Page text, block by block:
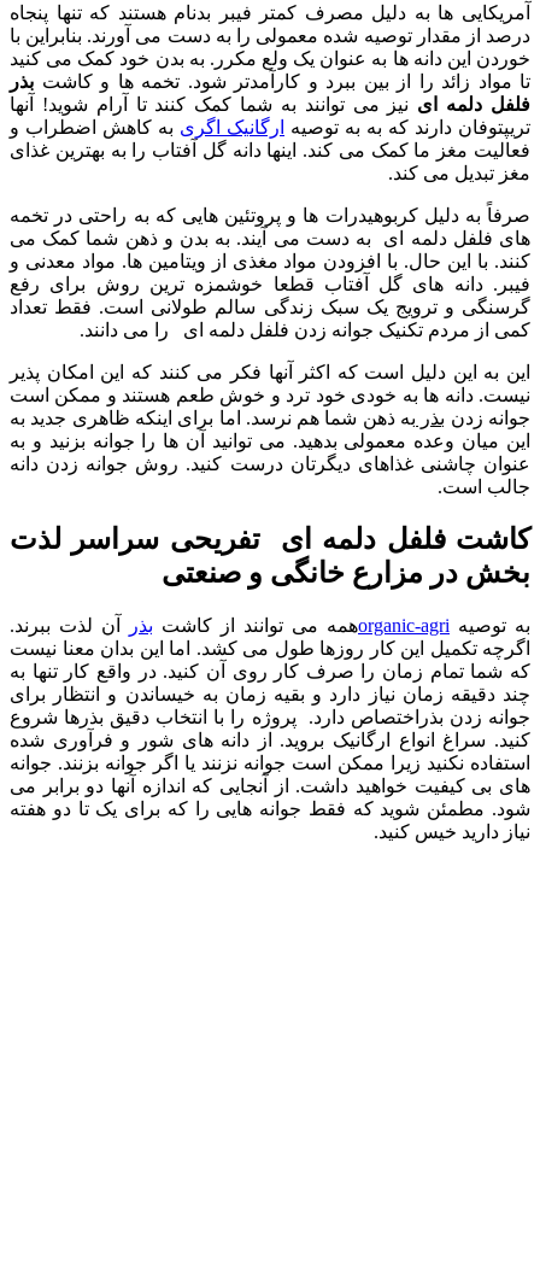
آمریکایی ها به دلیل مصرف کمتر فیبر بدنام هستند که تنها پنجاه
درصد از مقدار توصیه شده معمولی را به دست می آورند. بنابراین با
خوردن این دانه ها به عنوان یک ولع مکرر. به بدن خود کمک می کنید
تا مواد زائد را از بین ببرد و کارآمدتر شود. تخمه ها و کاشت بذر
فلفل دلمه ای نیز می توانند به شما کمک کنند تا آرام شوید! آنها
تریپتوفان دارند که به به توصیه
ارگانیک اگری به کاهش اضطراب و
فعالیت مغز ما کمک می کند. اینها دانه گل آفتاب را به بهترین غذای
مغز تبدیل می کند.
صرفاً به دلیل کربوهیدرات ها و پروتئین هایی که به راحتی در تخمه
های فلفل دلمه ای به دست می آیند. به بدن و ذهن شما کمک می
کنند. با این حال. با افزودن مواد مغذی از ویتامین ها. مواد معدنی و
فیبر. دانه های گل آفتاب قطعا خوشمزه ترین روش برای رفع
گرسنگی و ترویج یک سبک زندگی سالم طولانی است. فقط تعداد
کمی از مردم تکنیک جوانه زدن فلفل دلمه ای را می دانند.
این به این دلیل است که اکثر آنها فکر می کنند که این امکان پذیر
نیست. دانه ها به خودی خود ترد و خوش طعم هستند و ممکن است
جوانه زدن بذر به ذهن شما هم نرسد. اما برای اینکه ظاهری جدید به
این میان وعده معمولی بدهید. می توانید آن ها را جوانه بزنید و به
عنوان چاشنی غذاهای دیگرتان درست کنید. روش جوانه زدن دانه
جالب است.
کاشت فلفل دلمه ای تفریحی سراسر لذت
بخش در مزارع خانگی و صنعتی
به توصیه organic-agriهمه می توانند از کاشت بذر
آن لذت ببرند.
اگرچه تکمیل این کار روزها طول می کشد. اما این بدان معنا نیست
که شما تمام زمان را صرف کار روی آن کنید. در واقع کار تنها به
چند دقیقه زمان نیاز دارد و بقیه زمان به خیساندن و انتظار برای
جوانه زدن بذراختصاص دارد. پروژه را با انتخاب دقیق بذرها شروع
کنید. سراغ انواع ارگانیک بروید. از دانه های شور و فرآوری شده
استفاده نکنید زیرا ممکن است جوانه نزنند یا اگر جوانه بزنند. جوانه
های بی کیفیت خواهید داشت. از آنجایی که اندازه آنها دو برابر می
شود. مطمئن شوید که فقط جوانه هایی را که برای یک تا دو هفته
نیاز دارید خیس کنید.